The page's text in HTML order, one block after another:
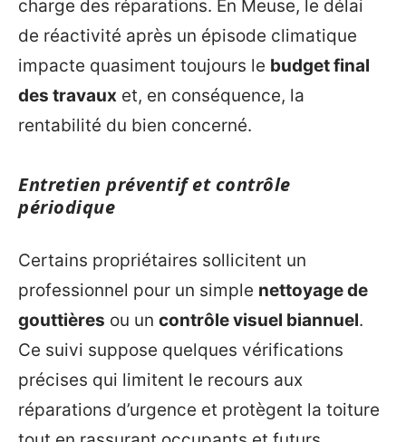
charge des réparations. En Meuse, le délai
de réactivité après un épisode climatique
impacte quasiment toujours le budget final
des travaux et, en conséquence, la
rentabilité du bien concerné.
Entretien préventif et contrôle
périodique
Certains propriétaires sollicitent un
professionnel pour un simple nettoyage de
gouttières ou un contrôle visuel biannuel.
Ce suivi suppose quelques vérifications
précises qui limitent le recours aux
réparations d’urgence et protègent la toiture